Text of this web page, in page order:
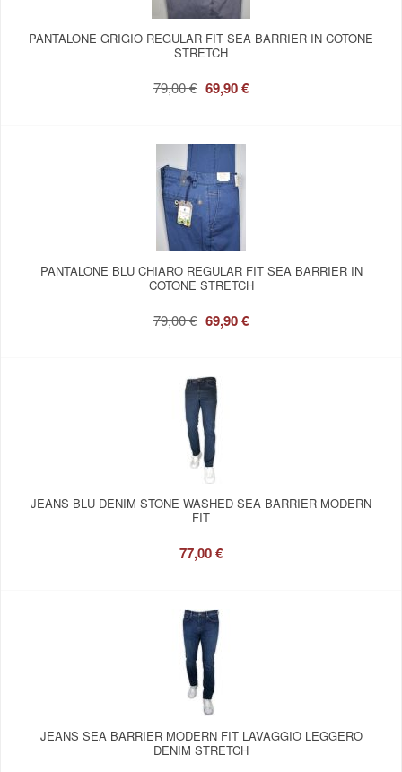
PANTALONE GRIGIO REGULAR FIT SEA BARRIER IN COTONE
STRETCH
79,00 € 69,90 €
PANTALONE BLU CHIARO REGULAR FIT SEA BARRIER IN
COTONE STRETCH
79,00 € 69,90 €
JEANS BLU DENIM STONE WASHED SEA BARRIER MODERN
FIT
77,00 €
JEANS SEA BARRIER MODERN FIT LAVAGGIO LEGGERO
DENIM STRETCH